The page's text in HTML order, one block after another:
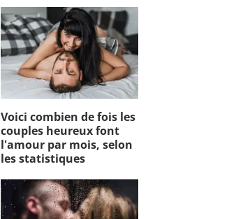
Voici combien de fois les
couples heureux font
l'amour par mois, selon
les statistiques